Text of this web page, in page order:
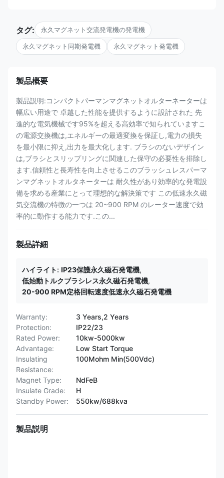
タグ: 永久マグネット交流発電機の発電機
永久マグネット同期発電機 永久マグネット発電機
製品概要
製品説明:コンパクトパーマンマグネットオルターネーターは
幅広い用途で 卓越した性能を提供するように設計された 先
進的な電気機械です95%を超える高効率で知られていますこ
の電源交換機は,エネルギーの最適変換を保証し,電力の損失
を最小限に抑え,出力を最大化します. ブラシのないデザイン
は,ブラシとスリップリングに関連した保守の必要性を排除し
ます.信頼性と長寿性を向上させるこのブラッシュレスパーマ
ンマグネットオルタネーターは 耐久性があり効率的な発電設
備を求める産業にとって理想的な解決策です この低速永久磁
気交流機の特徴の一つは 20~900 RPM のレーター速度で効
率的に動作する能力です.この...
製品詳細
ハイライト: IP23保護永久磁石発電機,
低始動トルクブラシレス永久磁石発電機,
20-900 RPM定格回転速度低速永久磁石発電機
Warranty:
3 Years,2 Years
Protection:
IP22/23
Rated Power:
10kw-5000kw
Advantage:
Low Start Torque
Insulating
Resistance:
100Mohm Min(500Vdc)
Magnet Type:
NdFeB
Insulate Grade:
H
Standby Power:
550kw/688kva
製品説明